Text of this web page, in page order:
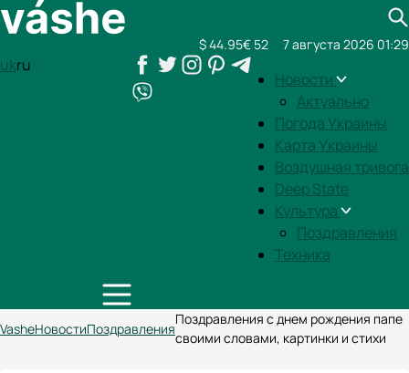
ukru
Новости
Актуально
Погода Украины
Карта Украины
Воздушная тривога
Deep State
Культура
Поздравления
Техника
$ 44.95€ 52 7 августа 2026 01:29
VasheНовостиПоздравления
Поздравления с днем рождения папе
своими словами, картинки и стихи